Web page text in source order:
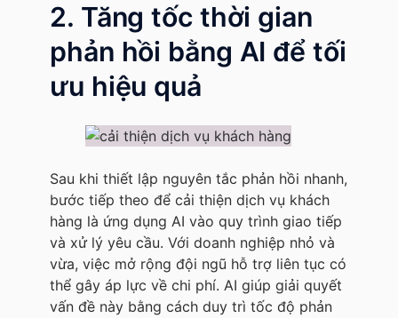
2. Tăng tốc thời gian
phản hồi bằng AI để tối
ưu hiệu quả
Sau khi thiết lập nguyên tắc phản hồi nhanh,
bước tiếp theo để cải thiện dịch vụ khách
hàng là ứng dụng AI vào quy trình giao tiếp
và xử lý yêu cầu. Với doanh nghiệp nhỏ và
vừa, việc mở rộng đội ngũ hỗ trợ liên tục có
thể gây áp lực về chi phí. AI giúp giải quyết
vấn đề này bằng cách duy trì tốc độ phản